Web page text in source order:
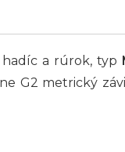
a rúrok, typ
G2 metrický